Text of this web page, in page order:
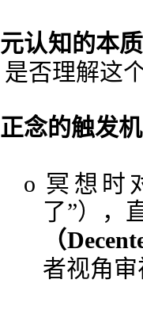
元认知的本质
是否理解这
正念的触发
o 冥想时
了”），
（
者视角